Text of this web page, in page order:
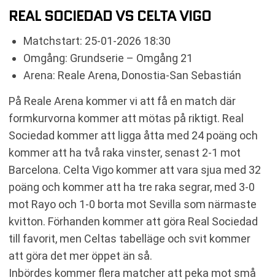
REAL SOCIEDAD VS CELTA VIGO
Matchstart: 25-01-2026 18:30
Omgång: Grundserie – Omgång 21
Arena: Reale Arena, Donostia-San Sebastián
På Reale Arena kommer vi att få en match där
formkurvorna kommer att mötas på riktigt. Real
Sociedad kommer att ligga åtta med 24 poäng och
kommer att ha två raka vinster, senast 2-1 mot
Barcelona. Celta Vigo kommer att vara sjua med 32
poäng och kommer att ha tre raka segrar, med 3-0
mot Rayo och 1-0 borta mot Sevilla som närmaste
kvitton. Förhanden kommer att göra Real Sociedad
till favorit, men Celtas tabelläge och svit kommer
att göra det mer öppet än så.
Inbördes kommer flera matcher att peka mot små